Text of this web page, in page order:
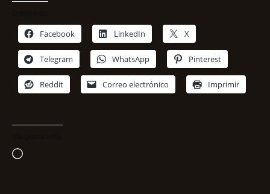
Facebook LinkedIn X
Telegram WhatsApp Pinterest
Reddit Correo electrónico Imprimir
Cargando...